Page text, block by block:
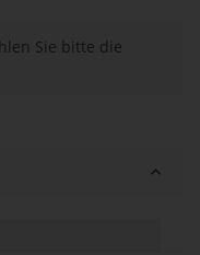
Sie bitte die